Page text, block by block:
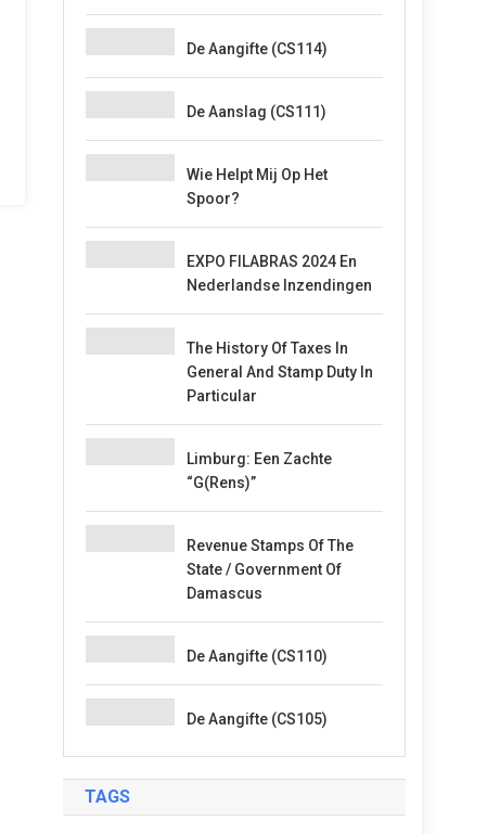
De Aangifte (CS114)
De Aanslag (CS111)
Wie Helpt Mij Op Het
Spoor?
EXPO FILABRAS 2024 En
Nederlandse Inzendingen
The History Of Taxes In
General And Stamp Duty In
Particular
Limburg: Een Zachte
“G(rens)”
Revenue Stamps Of The
State / Government Of
Damascus
De Aangifte (CS110)
De Aangifte (CS105)
TAGS